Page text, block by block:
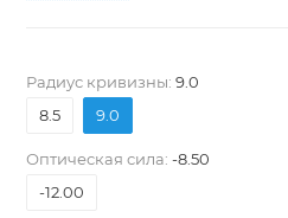
Pадиус кривизны: 9.0
8.5
9.0
Оптическая сила: -8.50
-12.00